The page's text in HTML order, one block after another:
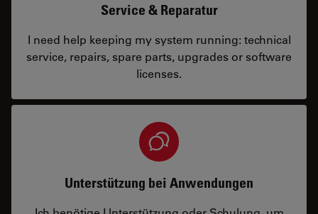
Service & Reparatur
I need help keeping my system running: technical
service, repairs, spare parts, upgrades or software
licenses.
Unterstützung bei Anwendungen